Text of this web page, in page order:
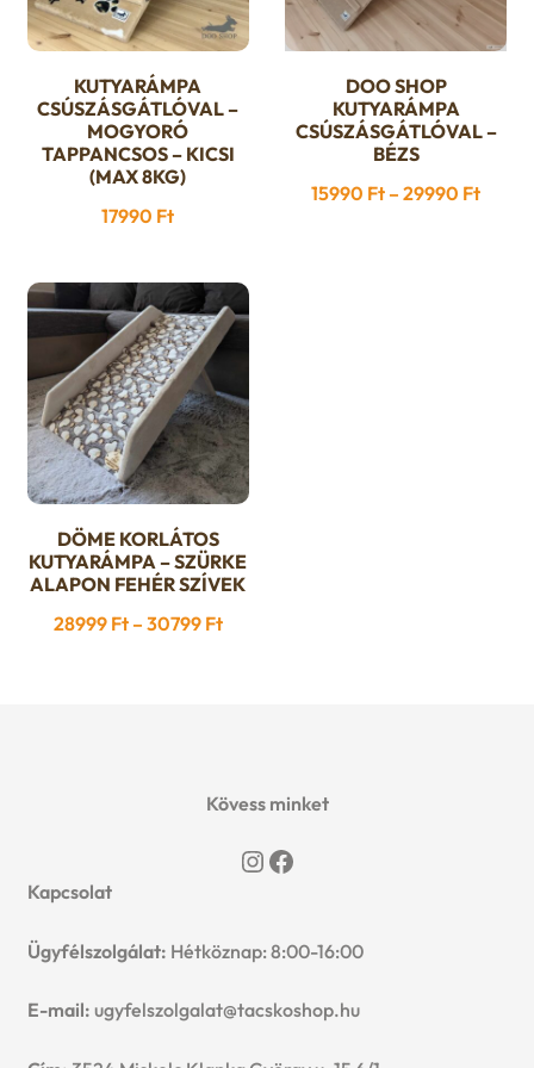
KUTYARÁMPA
CSÚSZÁSGÁTLÓVAL –
MOGYORÓ
TAPPANCSOS – KICSI
(MAX 8KG)
17990 Ft
Ennek
a
terméknek
több
DOO SHOP
KUTYARÁMPA
CSÚSZÁSGÁTLÓVAL –
BÉZS
15990 Ft – 29990 Ft
Ennek
a
több
választhatók
DÖME KORLÁTOS
KUTYARÁMPA – SZÜRKE
ALAPON FEHÉR SZÍVEK
28999 Ft – 30799 FtÁrtartomány:
Kövess minket
Instagram
Facebook
Kapcsolat
Ügyfélszolgálat: Hétköznap: 8:00-16:00
E-mail: ugyfelszolgalat@tacskoshop.hu